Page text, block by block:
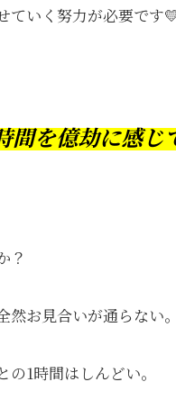
ていく努力が必要です
間を億劫に感
？
お見合いが通らない。
1時間はしんどい。